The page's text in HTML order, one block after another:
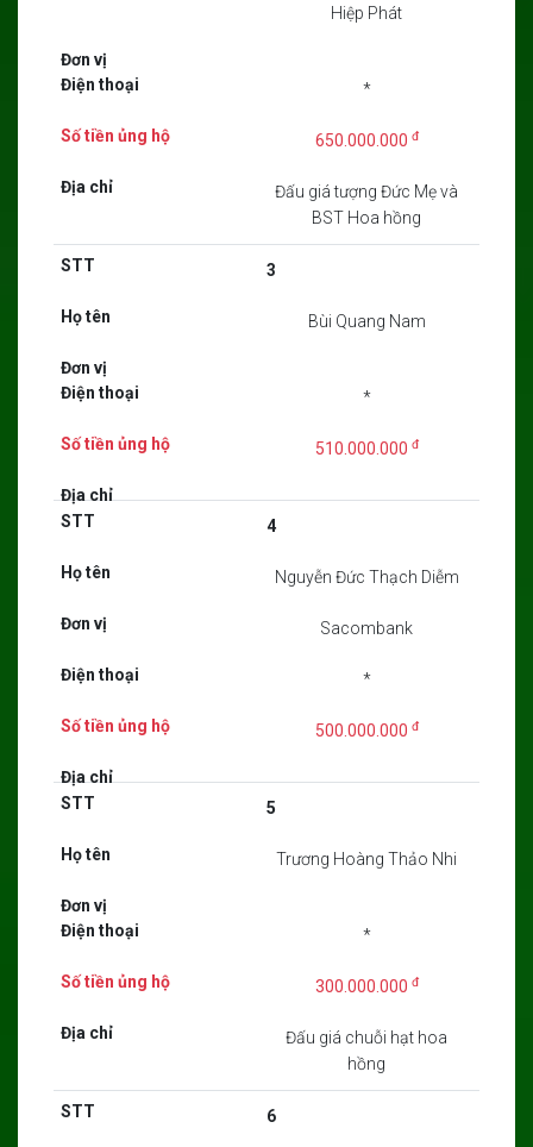
Hiệp Phát
*
650.000.000 đ
Đấu giá tượng Đức Mẹ và
BST Hoa hồng
3
Bùi Quang Nam
*
510.000.000 đ
4
Nguyễn Đức Thạch Diễm
Sacombank
*
500.000.000 đ
5
Trương Hoàng Thảo Nhi
*
300.000.000 đ
Đấu giá chuỗi hạt hoa
hồng
6